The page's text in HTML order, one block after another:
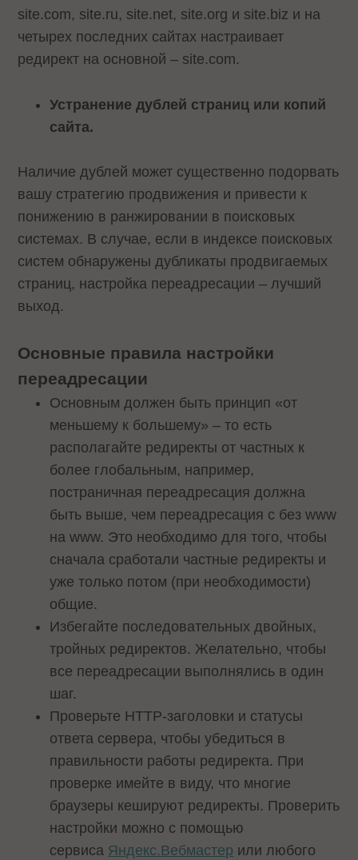
site.com, site.ru, site.net, site.org и site.biz и на
четырех последних сайтах настраивает
редирект на основной – site.com.
Устранение дублей страниц или копий
сайта.
Наличие дублей может существенно подорвать
вашу стратегию продвижения и привести к
понижению в ранжировании в поисковых
системах. В случае, если в индексе поисковых
систем обнаружены дубликаты продвигаемых
страниц, настройка переадресации – лучший
выход.
Основные правила настройки
переадресации
Основным должен быть принцип «от
меньшему к большему» – то есть
располагайте редиректы от частных к
более глобальным, например,
постраничная переадресация должна
быть выше, чем переадресация с без www
на www. Это необходимо для того, чтобы
сначала сработали частные редиректы и
уже только потом (при необходимости)
общие.
Избегайте последовательных двойных,
тройных редиректов. Желательно, чтобы
все переадресации выполнялись в один
шаг.
Проверьте HTTP-заголовки и статусы
ответа сервера, чтобы убедиться в
правильности работы редиректа. При
проверке имейте в виду, что многие
браузеры кешируют редиректы. Проверить
настройки можно с помощью
сервиса Яндекс.Вебмастер или любого